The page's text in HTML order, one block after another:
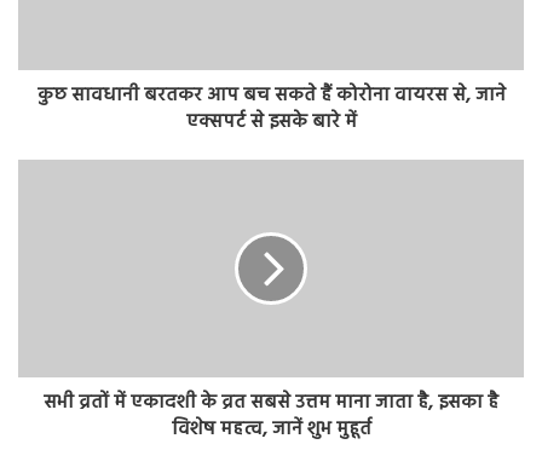
कुछ सावधानी बरतकर आप बच सकते हैं कोरोना वायरस से, जाने
एक्सपर्ट से इसके बारे में
सभी व्रतों में एकादशी के व्रत सबसे उत्तम माना जाता है, इसका है
विशेष महत्व, जानें शुभ मुहूर्त